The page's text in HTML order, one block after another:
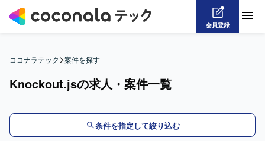
会員登録
ココナラテック>案件を探す
Knockout.jsの求人・案件一覧
条件を指定して絞り込む